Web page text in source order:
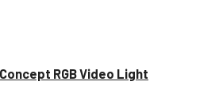
RGB Video Light